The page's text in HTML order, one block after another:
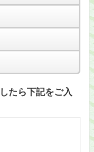
たら下記をご入